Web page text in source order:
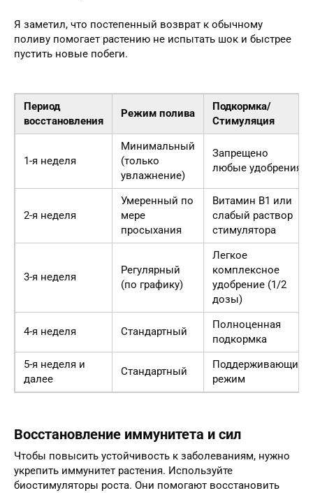
Я заметил, что постепенный возврат к обычному
поливу помогает растению не испытать шок и быстрее
пустить новые побеги.
Период
восстановления
Режим полива
Подкормка/
Стимуляция
1-я неделя
Минимальный
(только
увлажнение)
Запрещено
любые удобрения
2-я неделя
Умеренный по
мере
просыхания
Витамин B1 или
слабый раствор
стимулятора
3-я неделя
Регулярный
(по графику)
Легкое
комплексное
удобрение (1/2
дозы)
4-я неделя Стандартный
Полноценная
подкормка
5-я неделя и
далее
Стандартный
Поддерживающий
режим
Восстановление иммунитета и сил
Чтобы повысить устойчивость к заболеваниям, нужно
укрепить иммунитет растения. Используйте
биостимуляторы роста. Они помогают восстановить